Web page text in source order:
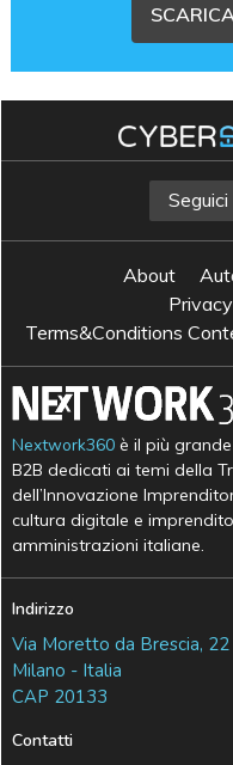
Seguici
About
Terms&Conditions
Nextwork360 è il più
B2B dedicati ai temi della
dell’Innovazione
cultura digitale e
amministrazioni italiane.
Indirizzo
Via Moretto da Brescia, 22
Milano - Italia
CAP 20133
Contatti